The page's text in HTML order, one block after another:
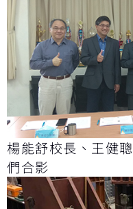
楊能舒校長、王健
們合影